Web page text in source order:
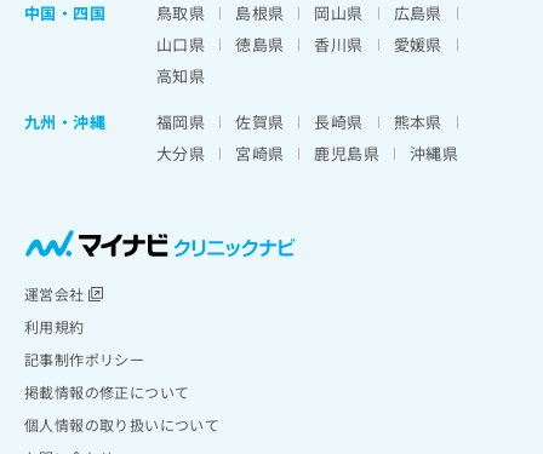
中国・四国
鳥取県 島根県 岡山県
広島県
山口県
徳島県 香川県
愛媛県
高知県
九州・沖縄
福岡県 佐賀県 長崎県
熊本県
大分県
宮崎県 鹿児島県 沖縄県
運営会社
利用規約
記事制作ポリシー
掲載情報の修正について
個人情報の取り扱いについて